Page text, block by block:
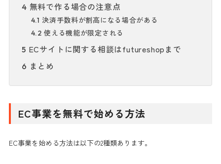
4 無料で作る場合の注意点
4.1 決済手数料が割高になる場合がある
4.2 使える機能が限定される
5 ECサイトに関する相談はfutureshopまで
6 まとめ
EC事業を無料で始める方法
EC事業を始める方法は以下の2種類あります。